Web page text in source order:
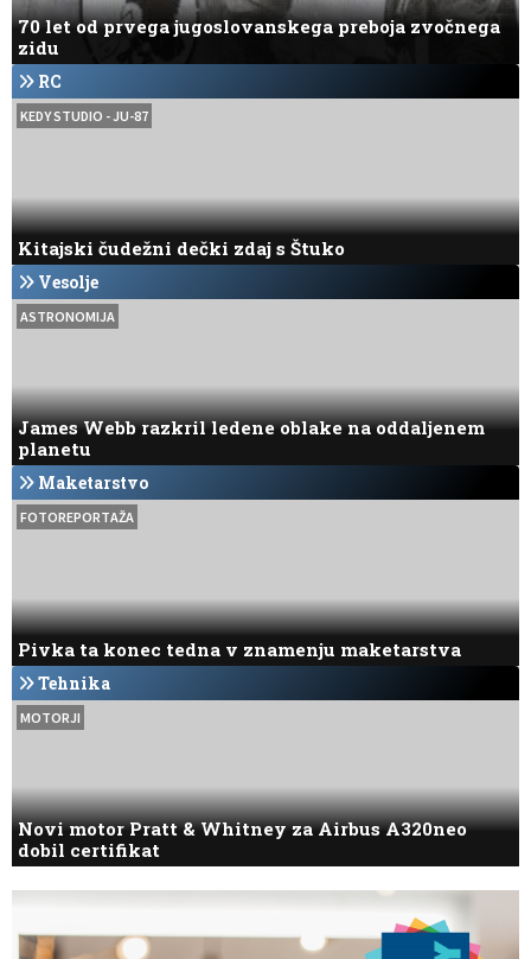
70 let od prvega jugoslovanskega preboja zvočnega
zidu
RC
KEDY STUDIO - JU-87
Kitajski čudežni dečki zdaj s Štuko
Vesolje
ASTRONOMIJA
James Webb razkril ledene oblake na oddaljenem
planetu
Maketarstvo
FOTOREPORTAŽA
Pivka ta konec tedna v znamenju maketarstva
Tehnika
MOTORJI
Novi motor Pratt & Whitney za Airbus A320neo
dobil certifikat